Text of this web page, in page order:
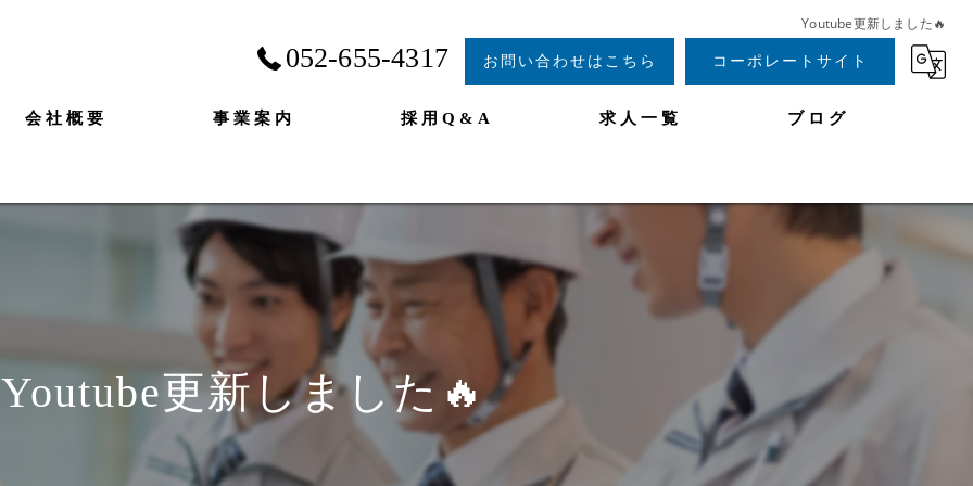
Youtube更新しました🔥
052-655-4317 お問い合わせはこちら コーポレートサイト
会社概要 事業案内 採用Q&A 求人一覧 ブログ
Youtube更新しました🔥